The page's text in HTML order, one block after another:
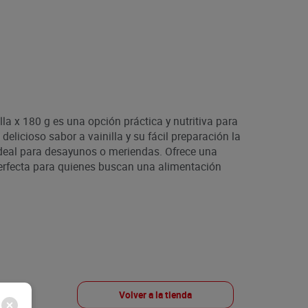
x 180 g es una opción práctica y nutritiva para
sabor a vainilla y su fácil preparación la
para desayunos o meriendas. Ofrece una
para quienes buscan una alimentación
Volver a la tienda